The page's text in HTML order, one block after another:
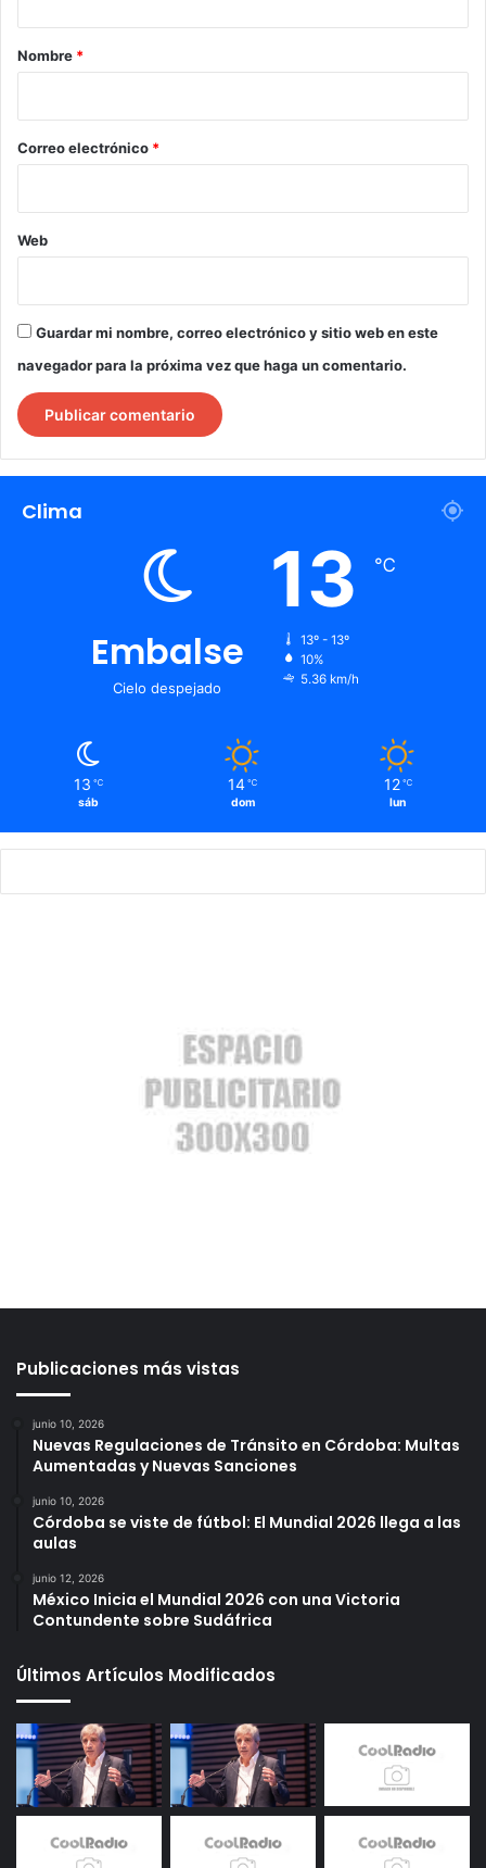
r
*
Nombre *
Correo electrónico *
Web
Guardar mi nombre, correo electrónico y sitio web en este
navegador para la próxima vez que haga un comentario.
Clima
Embalse
Cielo despejado
13 ℃
13º - 13º
10%
5.36 km/h
13 ℃
sáb
14 ℃
dom
12 ℃
lun
Publicaciones más vistas
junio 10, 2026
Nuevas Regulaciones de Tránsito en Córdoba: Multas
Aumentadas y Nuevas Sanciones
junio 10, 2026
Córdoba se viste de fútbol: El Mundial 2026 llega a las
aulas
junio 12, 2026
México Inicia el Mundial 2026 con una Victoria
Contundente sobre Sudáfrica
Últimos Artículos Modificados